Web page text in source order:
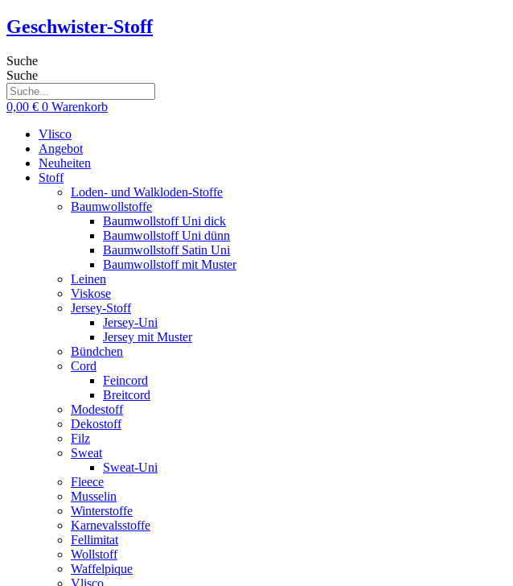
Zum
Inhalt
Geschwister-Stoff
Suche
Suche
0,00 € 0 Warenkorb
Vlisco
Angebot
Neuheiten
Stoff
Loden- und Walkloden-Stoffe
Baumwollstoffe
Baumwollstoff Uni dick
Baumwollstoff Uni dünn
Baumwollstoff Satin Uni
Baumwollstoff mit Muster
Leinen
Viskose
Jersey-Stoff
Jersey-Uni
Jersey mit Muster
Bündchen
Cord
Feincord
Breitcord
Modestoff
Dekostoff
Filz
Sweat
Sweat-Uni
Fleece
Musselin
Winterstoffe
Karnevalsstoffe
Fellimitat
Wollstoff
Waffelpique
Vlisco